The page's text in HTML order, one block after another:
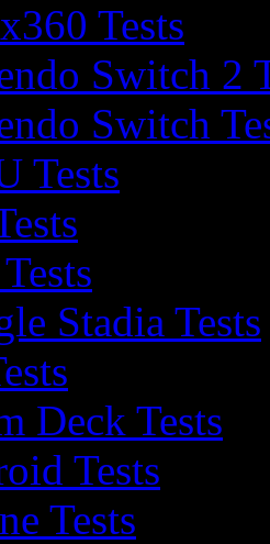
Tests
Switch 2
Switch
Tests
Stadia Tests
Deck Tests
Tests
Tests